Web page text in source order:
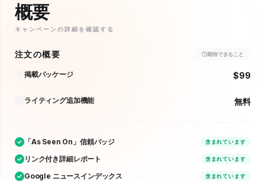
概要
キャンペーンの詳細を確認する
注文の概要 期待できること
掲載パッケージ $99
ライティング追加機能 無料
「As Seen On」信頼バッジ 含まれています
リンク付き詳細レポート 含まれています
Google ニュースインデックス 含まれています